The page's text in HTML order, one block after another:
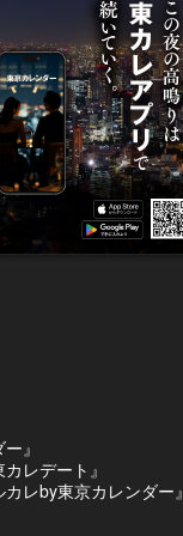
』
レデート』
レby東京カレンダー』